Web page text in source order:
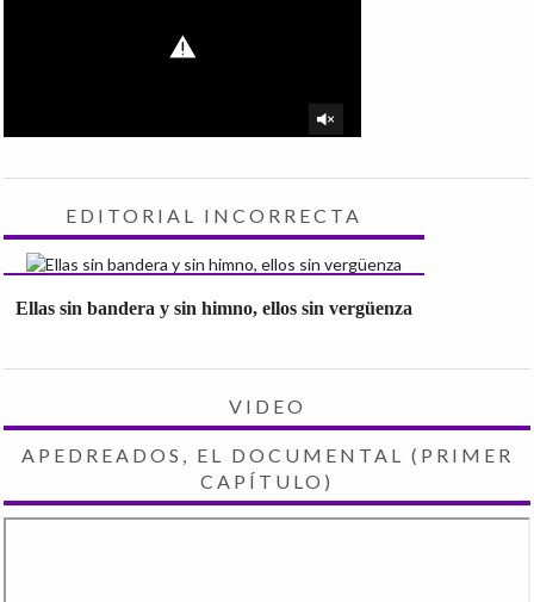
EDITORIAL INCORRECTA
Ellas sin bandera y sin himno, ellos sin vergüenza
VIDEO
APEDREADOS, EL DOCUMENTAL (PRIMER
CAPÍTULO)